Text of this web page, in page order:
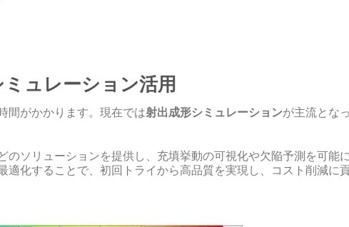
ュレーション活用
間がかかります。現在では射出成形シミュレーションが主流とな
のソリューションを提供し、充填挙動の可視化や欠陥予測を可能
適化することで、初回トライから高品質を実現し、コスト削減に